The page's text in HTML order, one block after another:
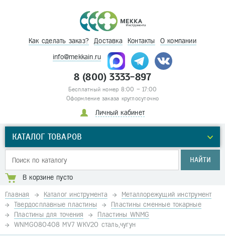
Как сделать заказ? Доставка Контакты О компании
info@mekkain.ru
8 (800) 3333-897
Бесплатный номер 8:00 – 17:00
Оформление заказа круглосуточно
Личный кабинет
КАТАЛОГ ТОВАРОВ
НАЙТИ
В корзине пусто
Главная Каталог инструмента
Металлорежущий инструмент
Твердосплавные пластины
Пластины сменные токарные
Пластины для точения
Пластины WNMG
WNMG080408 MV7 WKV20 сталь,чугун